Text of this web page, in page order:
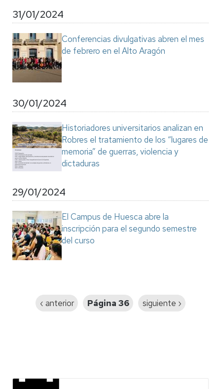
31/01/2024
Conferencias divulgativas abren el mes
de febrero en el Alto Aragón
30/01/2024
Historiadores universitarios analizan en
Robres el tratamiento de los “lugares de
memoria” de guerras, violencia y
dictaduras
29/01/2024
El Campus de Huesca abre la
inscripción para el segundo semestre
del curso
Página
‹ anterior Página 36
Siguiente
siguiente ›